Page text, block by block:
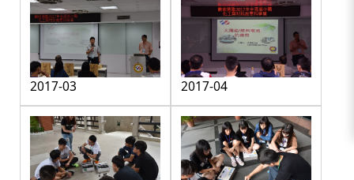
2017-03 2017-04